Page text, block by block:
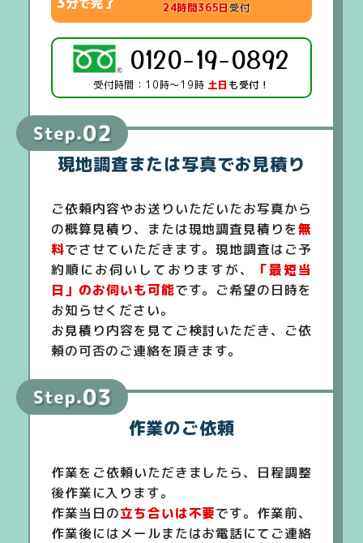
24時間365日受付
0120-19-0892
受付時間：10時～19時 土日 も受付！
現地調査または写真でお見積り
ご依頼内容やお送りいただいたお写真から
の概算見積り、または現地調査見積りを無
料でさせていただきます。現地調査はご予
約順にお伺いしておりますが、
「最短当
日」のお伺いも可能です。ご希望の日時を
お知らせください。
お見積り内容を見てご検討いただき、ご依
頼の可否のご連絡を頂きます。
作業のご依頼
作業をご依頼いただきましたら、日程調整
後作業に入ります。
作業当日の立ち合いは不要です。作業前、
作業後にはメールまたはお電話にてご連絡